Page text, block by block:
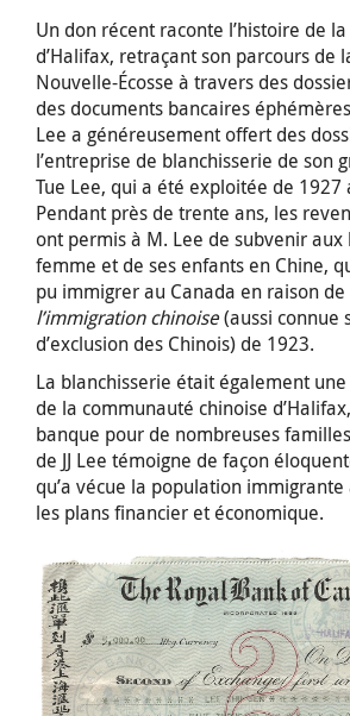
Un don récent raconte l’histoire de
d’Halifax, retraçant son parcours de
Nouvelle-Écosse à travers des
des documents bancaires
Lee a généreusement offert des
l’entreprise de blanchisserie de son
Tue Lee, qui a été exploitée de 1927
Pendant près de trente ans, les
ont permis à M. Lee de subvenir aux
femme et de ses enfants en Chine,
pu immigrer au Canada en raison de
l’immigration chinoise(aussi connue
d’exclusion des Chinois) de 1923.
La blanchisserie était également
de la communauté chinoise
banque pour de nombreuses
de JJ Lee témoigne de façon
qu’a vécue la population
les plans financier et économique.